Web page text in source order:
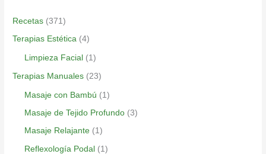
Recetas (371)
Terapias Estética (4)
Limpieza Facial (1)
Terapias Manuales (23)
Masaje con Bambú (1)
Masaje de Tejido Profundo (3)
Masaje Relajante (1)
Reflexología Podal (1)